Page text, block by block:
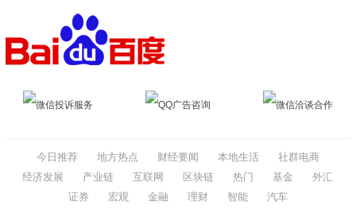
微信投诉服务 QQ广告咨询 微信洽谈合作
今日推荐 地方热点 财经要闻 本地生活
社群电商
经济发展
产业链 互联网 区块链 热门 基金
外汇
证券
宏观 金融 理财 智能 汽车